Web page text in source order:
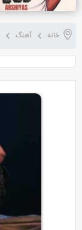
خانه آهنگ